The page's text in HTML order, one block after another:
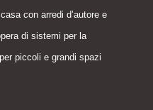
con arredi d’autore e
di sistemi per la
piccoli e grandi spazi